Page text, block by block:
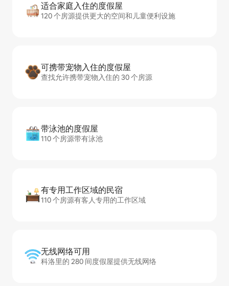
适合家庭入住的度假屋
120 个房源提供更大的空间和儿童便利设施
可携带宠物入住的度假屋
查找允许携带宠物入住的 30 个房源
带泳池的度假屋
110 个房源带有泳池
有专用工作区域的民宿
110 个房源有客人专用的工作区域
无线网络可用
科洛里的 280 间度假屋提供无线网络